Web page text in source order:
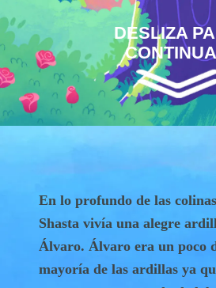
DESLIZA
En lo profundo de las
Shasta vivía una alegre
Álvaro. Álvaro era un poco
mayoría de las ardillas ya